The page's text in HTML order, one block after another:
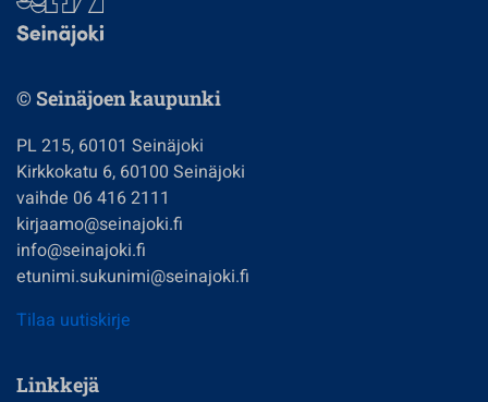
© Seinäjoen kaupunki
PL 215, 60101 Seinäjoki
Kirkkokatu 6, 60100 Seinäjoki
vaihde 06 416 2111
kirjaamo@seinajoki.fi
info@seinajoki.fi
etunimi.sukunimi@seinajoki.fi
Tilaa uutiskirje
Linkkejä